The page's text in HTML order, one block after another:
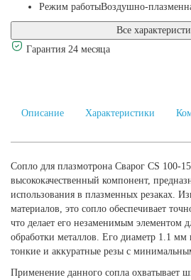
Режим работыВоздушно-
Все
Гарантия 24 месяца
Описание Характеристики
Сопло для плазмотрона Сварог CS 100-
высококачественный компонент,
использования в плазменных резаках.
материалов, это сопло обеспечивает
что делает его незаменимым элементом
обработки металлов. Его диаметр 1.1 мм
тонкие и аккуратные резы с
Применение данного сопла охватывает